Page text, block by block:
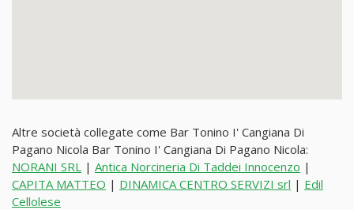
Altre società collegate come Bar Tonino I' Cangiana Di
Pagano Nicola Bar Tonino I' Cangiana Di Pagano Nicola:
NORANI SRL | Antica Norcineria Di Taddei Innocenzo |
CAPITA MATTEO | DINAMICA CENTRO SERVIZI srl | Edil
Cellolese